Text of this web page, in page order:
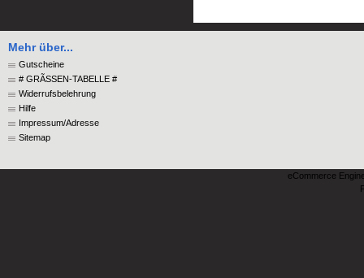
Mehr über...
Gutscheine
# GRÃSSEN-TABELLE #
Widerrufsbelehrung
Hilfe
Impressum/Adresse
Sitemap
eCommerce